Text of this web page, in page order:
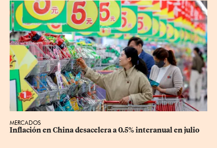
MERCADOS
Inflación en China desacelera a 0.5% interanual en julio